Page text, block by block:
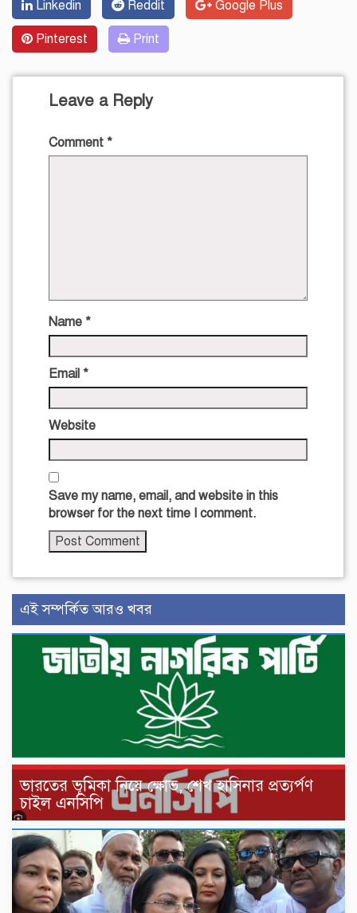
Linkedin Reddit Google Plus
Pinterest Print
Leave a Reply
Comment *
Name *
Email *
Website
Save my name, email, and website in this
browser for the next time I comment.
এই সম্পর্কিত আরও খবর
ভারতের ভূমিকা নিয়ে ক্ষোভ, শেখ হাসিনার প্রত্যর্পণ
চাইল এনসিপি